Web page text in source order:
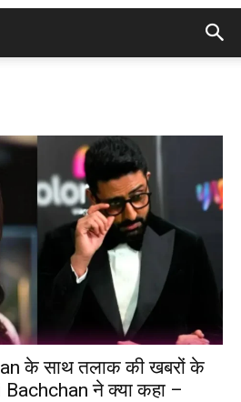
के साथ तलाक की खबरों के
ने क्या कहा –